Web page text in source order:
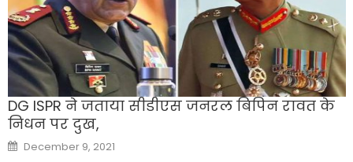
DG ISPR ने जताया सीडीएस जनरल बिपिन रावत के
निधन पर दुख,
Posted
on
December 9, 2021